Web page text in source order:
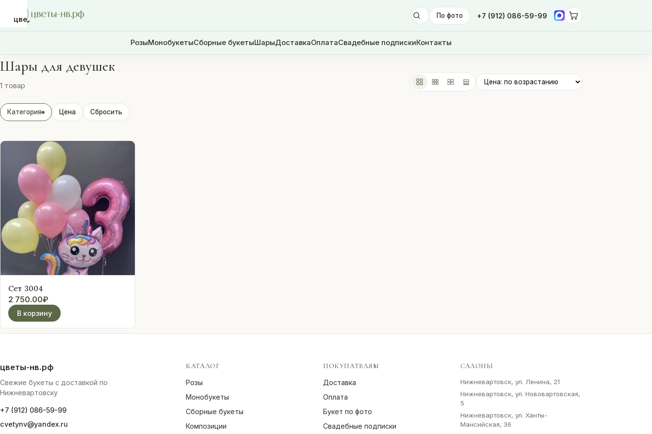
По фото +7 (912) 086-59-99
РозыМонобукетыСборные букетыШарыДоставкаОплатаСвадебные подпискиКонтакты
цветы-
нв.рф
Розы
Сборные
Шары
Доставка
Оплата
Свадебные
подписки
Контакты
Шары для девушек
1 товар
Категория Цена Сбросить
Сет 3004
2 750.00₽
В корзину
цветы-нв.рф
Свежие букеты с доставкой по
Нижневартовску
+7 (912) 086-59-99
cvetynv@yandex.ru
КАТАЛОГ
Розы
Монобукеты
Сборные букеты
Композиции
ПОКУПАТЕЛЯМ
Доставка
Оплата
Букет по фото
Свадебные подписки
САЛОНЫ
Нижневартовск, ул. Ленина, 21
Нижневартовск, ул. Нововартовская,
5
Нижневартовск, ул. Ханты-
Мансийская, 36